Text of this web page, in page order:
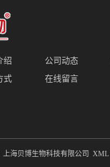
绍 公司动态
式 在线留言
上海贝博生物科技有限公司 XML